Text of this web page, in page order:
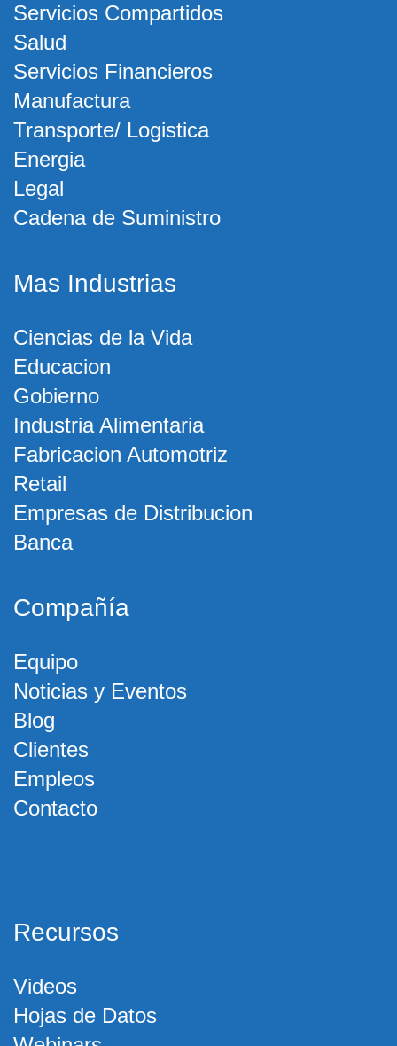
Servicios Compartidos
Salud
Servicios Financieros
Manufactura
Transporte/ Logistica
Energia
Legal
Cadena de Suministro
Mas Industrias
Ciencias de la Vida
Educacion
Gobierno
Industria Alimentaria
Fabricacion Automotriz
Retail
Empresas de Distribucion
Banca
Compañía
Equipo
Noticias y Eventos
Blog
Clientes
Empleos
Contacto
Recursos
Videos
Hojas de Datos